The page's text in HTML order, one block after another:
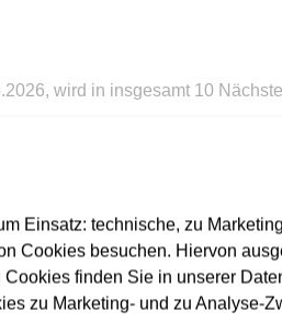
wird in insgesamt 10
genehmigt.
geschlossenen Stationsdecke
Einsatz: technische, zu
Cookies besuchen. Hiervon
finden Sie in unserer
zu Marketing- und zu Analyse-